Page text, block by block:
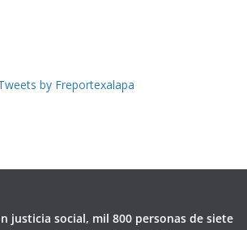
by Freportexalapa
justicia social, mil 800 personas de siete